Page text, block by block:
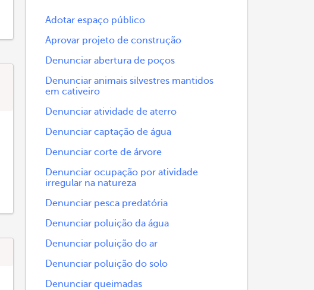
Adotar espaço público
Aprovar projeto de construção
Denunciar abertura de poços
Denunciar animais silvestres mantidos
em cativeiro
Denunciar atividade de aterro
Denunciar captação de água
Denunciar corte de árvore
Denunciar ocupação por atividade
irregular na natureza
Denunciar pesca predatória
Denunciar poluição da água
Denunciar poluição do ar
Denunciar poluição do solo
Denunciar queimadas